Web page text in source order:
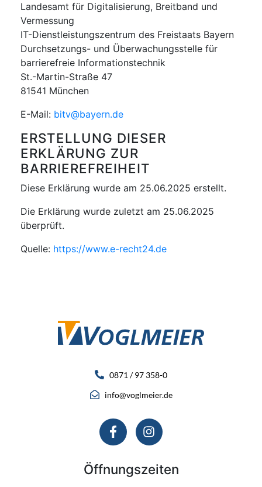
Landesamt für Digitalisierung, Breitband und
Vermessung
IT-Dienstleistungszentrum des Freistaats Bayern
Durchsetzungs- und Überwachungsstelle für
barrierefreie Informationstechnik
St.-Martin-Straße 47
81541 München
E-Mail: bitv@bayern.de
ERSTELLUNG DIESER
ERKLÄRUNG ZUR
BARRIEREFREIHEIT
Diese Erklärung wurde am 25.06.2025 erstellt.
Die Erklärung wurde zuletzt am 25.06.2025
überprüft.
Quelle: https://www.e-recht24.de
0871 / 97 358-0
info@voglmeier.de
Öffnungszeiten